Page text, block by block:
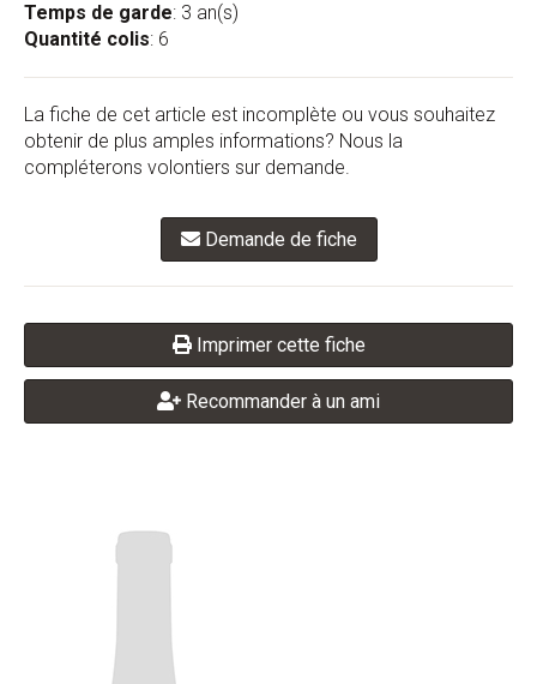
Temps de garde: 3 an(s)
Quantité colis: 6
La fiche de cet article est incomplète ou vous souhaitez
obtenir de plus amples informations? Nous la
compléterons volontiers sur demande.
Demande de fiche
Imprimer cette fiche
Recommander à un ami